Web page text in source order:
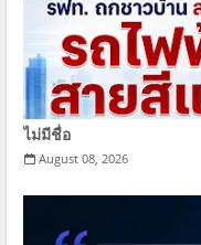
ไม่มีชื่อ
August 08, 2026